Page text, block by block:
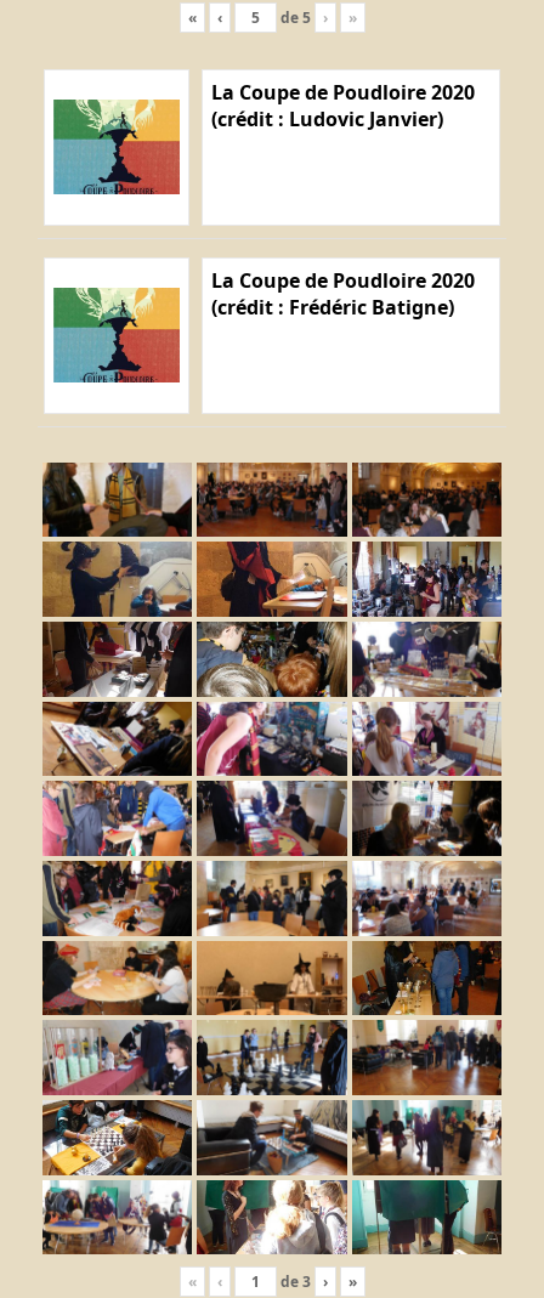
« ‹ de5 › »
La Coupe de Poudloire 2020
(crédit : Ludovic Janvier)
La Coupe de Poudloire 2020
(crédit : Frédéric Batigne)
« ‹ de3 › »